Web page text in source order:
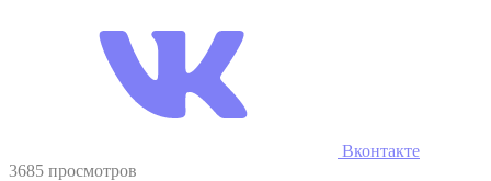
Вконтакте
3685 просмотров